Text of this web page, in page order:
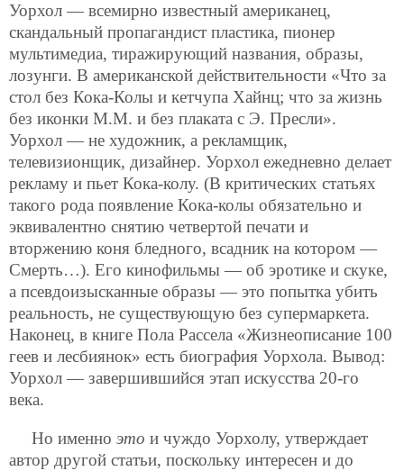
Уорхол — всемирно известный американец,
скандальный пропагандист пластика, пионер
мультимедиа, тиражирующий названия, образы,
лозунги. В американской действительности «Что за
стол без Кока-Колы и кетчупа Хайнц; что за жизнь
без иконки М.М. и без плаката с Э. Пресли».
Уорхол — не художник, а рекламщик,
телевизионщик, дизайнер. Уорхол ежедневно делает
рекламу и пьет Кока-колу. (В критических статьях
такого рода появление Кока-колы обязательно и
эквивалентно снятию четвертой печати и
вторжению коня бледного, всадник на котором —
Смерть…). Его кинофильмы — об эротике и скуке,
а псевдоизысканные образы — это попытка убить
реальность, не существующую без супермаркета.
Наконец, в книге Пола Рассела «Жизнеописание 100
геев и лесбиянок» есть биография Уорхола. Вывод:
Уорхол — завершившийся этап искусства 20-го
века.
Но именно это и чуждо Уорхолу, утверждает
автор другой статьи, поскольку интересен и до